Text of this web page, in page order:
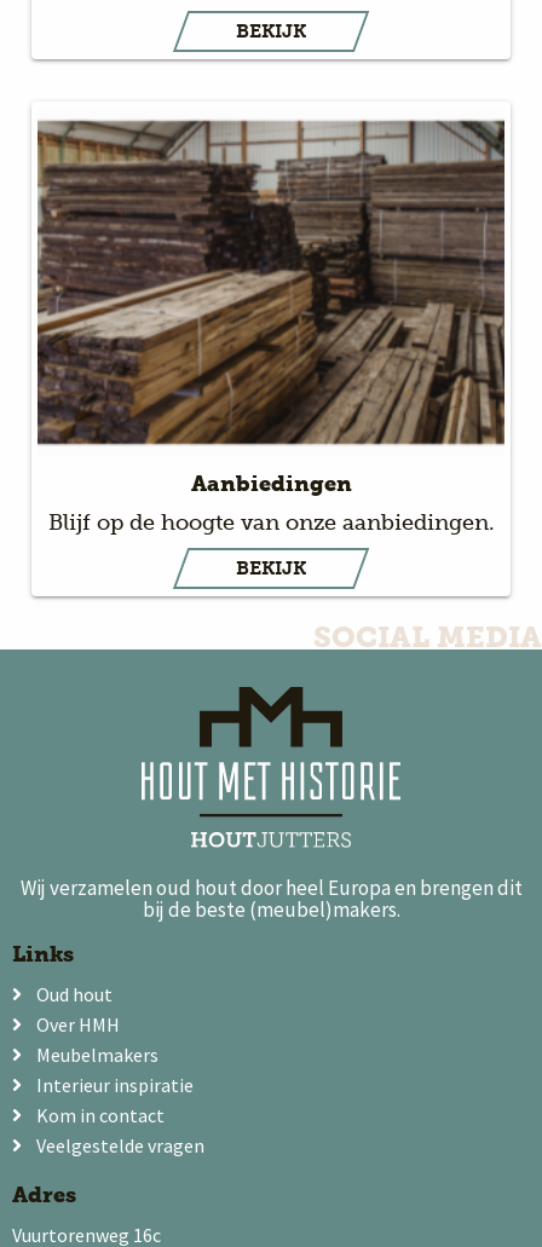
BEKIJK
Aanbiedingen
Blijf op de hoogte van onze aanbiedingen.
BEKIJK
SOCIAL MEDIA
Wij verzamelen oud hout door heel Europa en brengen dit
bij de beste (meubel)makers.
Links
Oud hout
Over HMH
Meubelmakers
Interieur inspiratie
Kom in contact
Veelgestelde vragen
Adres
Vuurtorenweg 16c